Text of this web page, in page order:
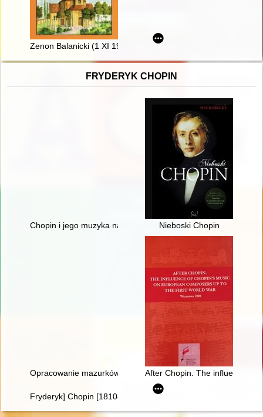
Zenon Balanicki (1 XI 1945 - 11 VII 2022)
FRYDERYK CHOPIN
Chopin i jego muzyka na Dolnym Śląsku" - wystawa w
Nieboski Chopin
Opracowanie mazurków Chopina w redakcji Zygmunta
After Chopin. The influence of
Fryderyk] Chopin [1810-1849]. Życie i droga twórcza